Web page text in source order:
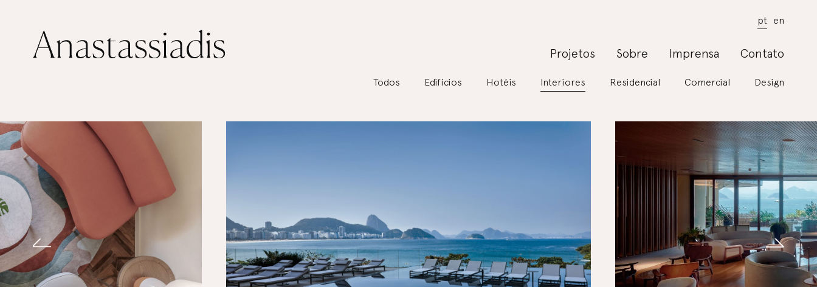
pt en
Projetos Sobre Imprensa Contato
Todos Edifícios Hotéis Interiores Residencial Comercial Design